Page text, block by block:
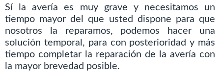
Sí la avería es muy grave y necesitamos un
tiempo mayor del que usted dispone para que
nosotros la reparamos, podemos hacer una
solución temporal, para con posterioridad y más
tiempo completar la reparación de la avería con
la mayor brevedad posible.